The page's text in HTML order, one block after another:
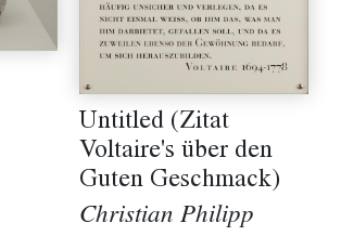
Untitled (Zitat
Voltaire's über den
Guten Geschmack)
Christian Philipp